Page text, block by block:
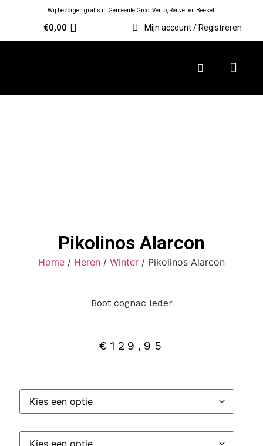
Wij bezorgen gratis in Gemeente Groot Venlo, Reuver en Beesel.
€0,00 Mijn account / Registreren
Pikolinos Alarcon
Home / Heren / Winter / Pikolinos Alarcon
Boot cognac leder
€ 129,95